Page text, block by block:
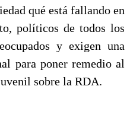
qué está fallando en
políticos de todos los
y exigen una
para poner remedio al
sobre la RDA.